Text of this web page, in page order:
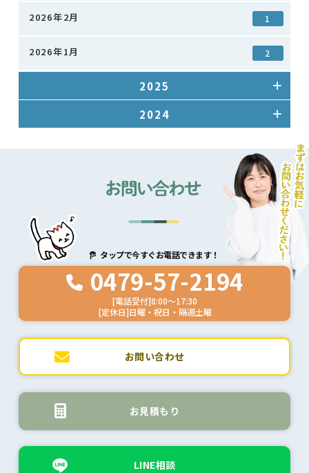
2026年2月 1
2026年1月 2
2025
2024
タップで今すぐお電話できます！
0479-57-2194
[電話受付]8:00～17:30
[定休日]日曜・祝日・隔週土曜
お問い合わせ
お見積もり
LINE相談